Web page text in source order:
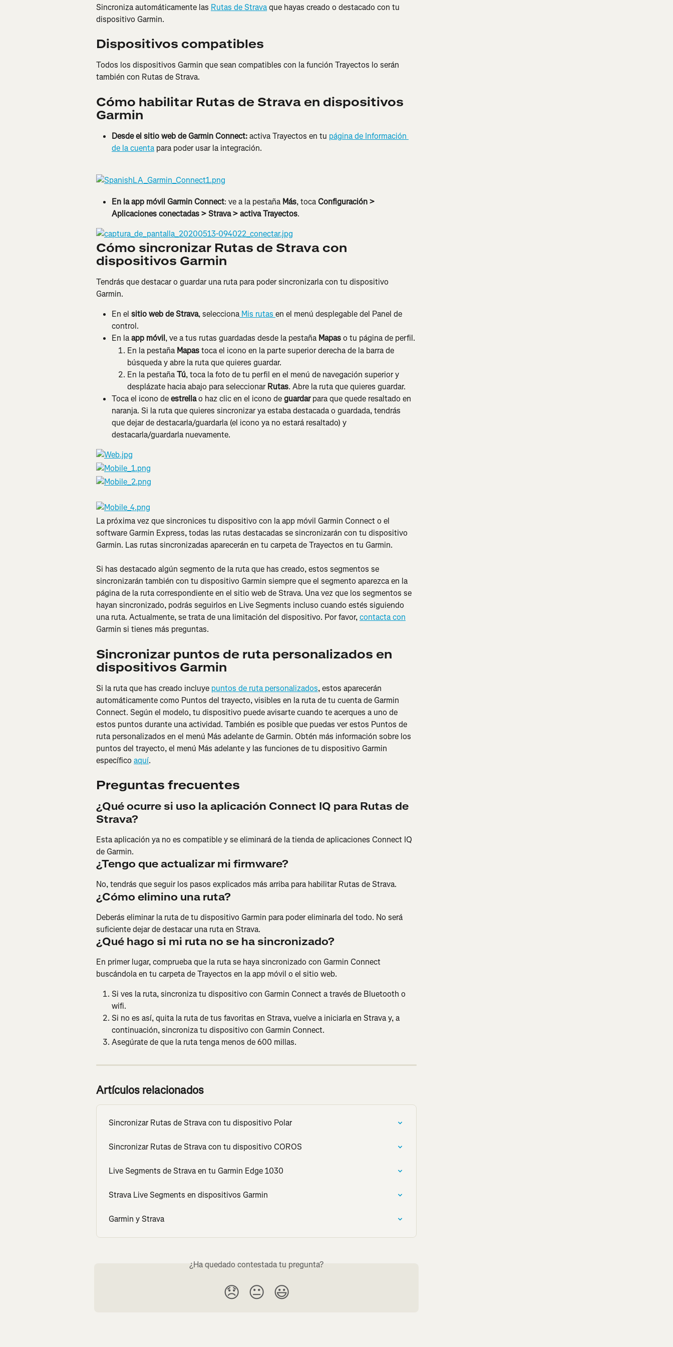
Sincroniza automáticamente las Rutas de Strava que hayas creado o destacado con tu
dispositivo Garmin.
Dispositivos compatibles
Todos los dispositivos Garmin que sean compatibles con la función Trayectos lo serán
también con Rutas de Strava.
Cómo habilitar Rutas de Strava en dispositivos
Garmin
Desde el sitio web de Garmin Connect: activa Trayectos en tu página de Información
de la cuenta para poder usar la integración.
En la app móvil Garmin Connect: ve a la pestaña Más, toca Configuración >
Aplicaciones conectadas > Strava > activa Trayectos.
Cómo sincronizar Rutas de Strava con
dispositivos Garmin
Tendrás que destacar o guardar una ruta para poder sincronizarla con tu dispositivo
Garmin.
En el sitio web de Strava, selecciona Mis rutas en el menú desplegable del Panel de
control.
En la app móvil, ve a tus rutas guardadas desde la pestaña Mapas o tu página de perfil.
En la pestaña Mapas toca el icono en la parte superior derecha de la barra de
búsqueda y abre la ruta que quieres guardar.
En la pestaña Tú, toca la foto de tu perfil en el menú de navegación superior y
desplázate hacia abajo para seleccionar Rutas. Abre la ruta que quieres guardar.
Toca el icono de estrella o haz clic en el icono de guardar para que quede resaltado en
naranja. Si la ruta que quieres sincronizar ya estaba destacada o guardada, tendrás
que dejar de destacarla/guardarla (el icono ya no estará resaltado) y
destacarla/guardarla nuevamente.
La próxima vez que sincronices tu dispositivo con la app móvil Garmin Connect o el
software Garmin Express, todas las rutas destacadas se sincronizarán con tu dispositivo
Garmin. Las rutas sincronizadas aparecerán en tu carpeta de Trayectos en tu Garmin.
Si has destacado algún segmento de la ruta que has creado, estos segmentos se
sincronizarán también con tu dispositivo Garmin siempre que el segmento aparezca en la
página de la ruta correspondiente en el sitio web de Strava. Una vez que los segmentos se
hayan sincronizado, podrás seguirlos en Live Segments incluso cuando estés siguiendo
una ruta. Actualmente, se trata de una limitación del dispositivo. Por favor, contacta con
Garmin si tienes más preguntas.
Sincronizar puntos de ruta personalizados en
dispositivos Garmin
Si la ruta que has creado incluye puntos de ruta personalizados, estos aparecerán
automáticamente como Puntos del trayecto, visibles en la ruta de tu cuenta de Garmin
Connect. Según el modelo, tu dispositivo puede avisarte cuando te acerques a uno de
estos puntos durante una actividad. También es posible que puedas ver estos Puntos de
ruta personalizados en el menú Más adelante de Garmin. Obtén más información sobre los
puntos del trayecto, el menú Más adelante y las funciones de tu dispositivo Garmin
específico aquí.
Preguntas frecuentes
¿Qué ocurre si uso la aplicación Connect IQ para Rutas de
Strava?
Esta aplicación ya no es compatible y se eliminará de la tienda de aplicaciones Connect IQ
de Garmin.
¿Tengo que actualizar mi firmware?
No, tendrás que seguir los pasos explicados más arriba para habilitar Rutas de Strava.
¿Cómo elimino una ruta?
Deberás eliminar la ruta de tu dispositivo Garmin para poder eliminarla del todo. No será
suficiente dejar de destacar una ruta en Strava.
¿Qué hago si mi ruta no se ha sincronizado?
En primer lugar, comprueba que la ruta se haya sincronizado con Garmin Connect
buscándola en tu carpeta de Trayectos en la app móvil o el sitio web.
Si ves la ruta, sincroniza tu dispositivo con Garmin Connect a través de Bluetooth o
wifi.
Si no es así, quita la ruta de tus favoritas en Strava, vuelve a iniciarla en Strava y, a
continuación, sincroniza tu dispositivo con Garmin Connect.
Asegúrate de que la ruta tenga menos de 600 millas.
Artículos relacionados
Sincronizar Rutas de Strava con tu dispositivo Polar
Sincronizar Rutas de Strava con tu dispositivo COROS
Live Segments de Strava en tu Garmin Edge 1030
Strava Live Segments en dispositivos Garmin
Garmin y Strava
¿Ha quedado contestada tu pregunta?
😞 😐 😃